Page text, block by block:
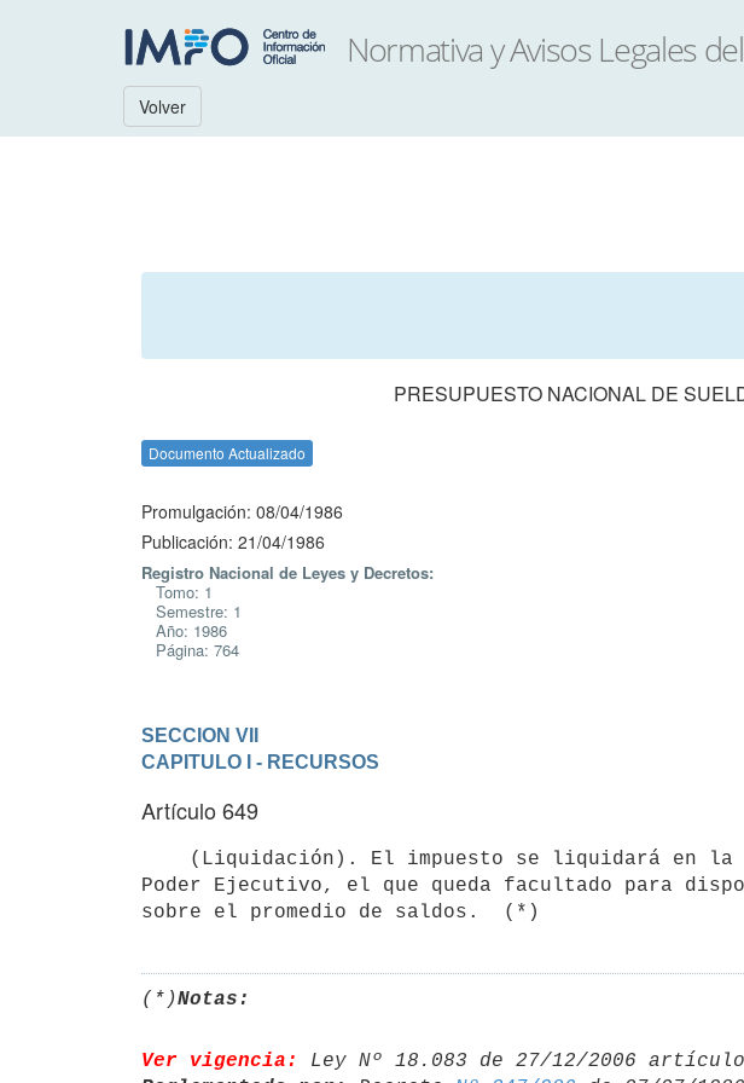
Volver
PRESUPUESTO NACIONAL DE
Documento Actualizado
Promulgación: 08/04/1986
Publicación: 21/04/1986
Registro Nacional de Leyes y Decretos:
Tomo: 1
Semestre: 1
Año: 1986
Página: 764
SECCION VII
CAPITULO I - RECURSOS
Artículo 649
Poder Ejecutivo, el que queda facultado para
(*)Notas:
Ver vigencia: Ley Nº 18.083 de 27/12/2006